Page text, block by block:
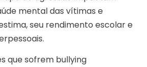
mental das vítimas e
seu rendimento escolar e
que sofrem bullying